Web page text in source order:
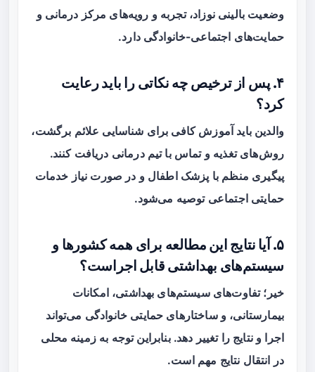
وضعیت بالینی نوزاد، تجربه و رویه‌های مرکز درمانی و
حمایت‌های اجتماعی-خانوادگی دارد.
۴. پس از ترخیص چه نکاتی را باید رعایت
کرد؟
والدین باید آموزش کافی برای شناسایی علائم برگشت،
روش‌های تغذیه و تماس با تیم درمانی دریافت کنند.
پیگیری منظم با پزشک اطفال و در صورت نیاز خدمات
حمایتی اجتماعی توصیه می‌شود.
۵. آیا نتایج این مطالعه برای همه کشورها و
سیستم‌های بهداشتی قابل اجراست؟
خیر؛ تفاوت‌های سیستم‌های بهداشتی، امکانات
بیمارستانی، و ساختارهای حمایتی خانوادگی می‌تواند
اجرا و نتایج را تغییر دهد. بنابراین توجه به زمینه محلی
در انتقال نتایج مهم است.